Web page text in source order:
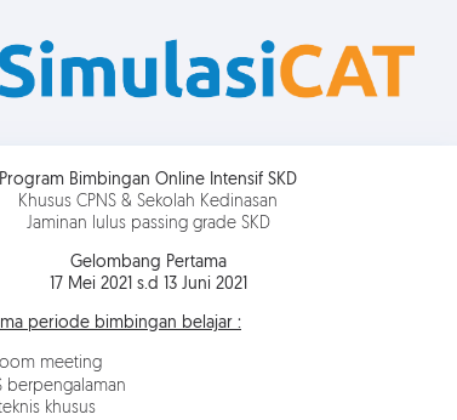
Program Bimbingan Online Intensif SKD
Khusus CPNS & Sekolah Kedinasan
Jaminan lulus passing grade SKD
Gelombang Pertama
17 Mei 2021 s.d 13 Juni 2021
periode bimbingan belajar :
meeting
berpengalaman
khusus